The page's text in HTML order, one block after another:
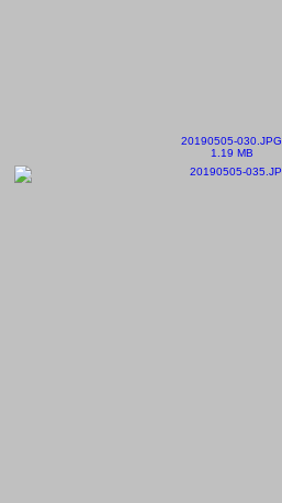
20190505-030.JPG
1.19 MB